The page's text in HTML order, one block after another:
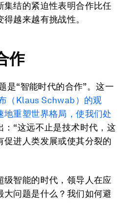
集结的紧迫性表明合作比任
越来越有挑战性。
作
是“智能时代的合作”。这一
（ Klaus Schwab ）的观
地重塑世界格局，使我们处
：“这远不止是技术时代，这
促进人类发展或使其分裂的
级智能的时代，领导人在应
大问题是什么？我们如何避